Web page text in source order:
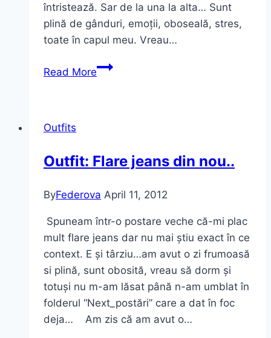
întristează. Sar de la una la alta… Sunt
plină de gânduri, emoții, oboseală, stres,
toate în capul meu. Vreau…
Read MoreOOTD:
soare
păr
Outfits
Outfit: Flare jeans din nou..
ByFederova April 11, 2012
Spuneam într-o postare veche că-mi plac
mult flare jeans dar nu mai știu exact în ce
context. E și târziu…am avut o zi frumoasă
si plină, sunt obosită, vreau să dorm și
totuși nu m-am lăsat până n-am umblat în
folderul “Next_postări” care a dat în foc
deja… Am zis că am avut o…